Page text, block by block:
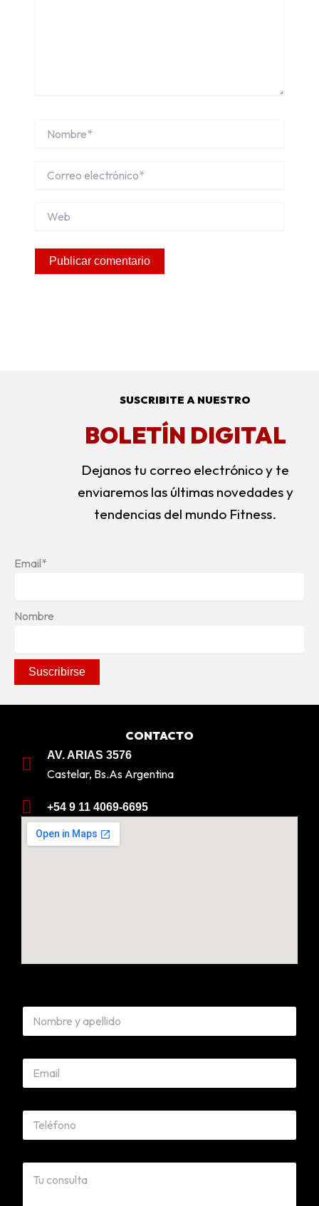
electrónico*
SUSCRIBITE A NUESTRO
BOLETÍN DIGITAL
Dejanos tu correo electrónico y te
enviaremos las últimas novedades y
tendencias del mundo Fitness.
Email*
Nombre
CONTACTO
AV. ARIAS 3576
Castelar, Bs.As Argentina
+54 9 11 4069-6695